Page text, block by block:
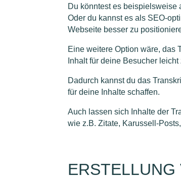
Du könntest es beispielsweise
Oder du kannst es als SEO-
Webseite besser zu
Eine weitere Option wäre, das
Inhalt für deine Besucher
Dadurch kannst du das
für deine Inhalte schaffen.
Auch lassen sich Inhalte der
wie z.B. Zitate, Karussell-